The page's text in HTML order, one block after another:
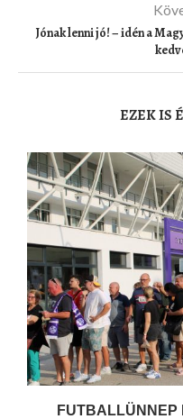
Jónak lenni jó! – idén a
EZEK IS
FUTBALLÜNNEP